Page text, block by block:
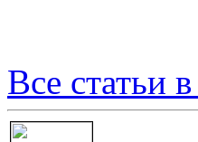
Все статьи